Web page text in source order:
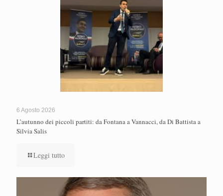
6 Agosto 2026
L’autunno dei piccoli partiti: da Fontana a Vannacci, da Di Battista a
Silvia Salis
Leggi tutto